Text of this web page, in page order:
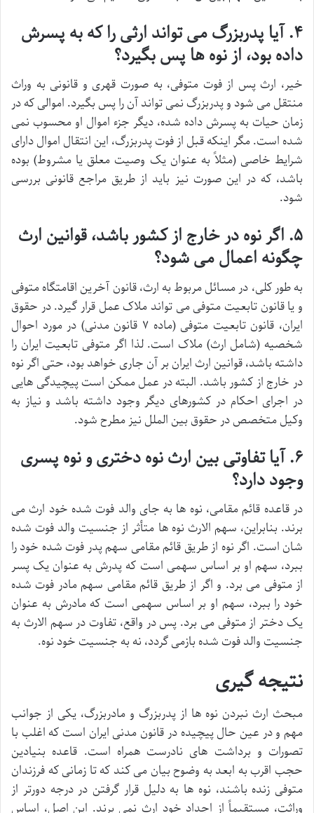
۴. آیا پدربزرگ می تواند ارثی را که به پسرش
داده بود، از نوه ها پس بگیرد؟
خیر، ارث پس از فوت متوفی، به صورت قهری و قانونی به وراث
منتقل می شود و پدربزرگ نمی تواند آن را پس بگیرد. اموالی که در
زمان حیات به پسرش داده شده، دیگر جزء اموال او محسوب نمی
شده است. مگر اینکه قبل از فوت پدربزرگ، این انتقال اموال دارای
شرایط خاصی (مثلاً به عنوان یک وصیت معلق یا مشروط) بوده
باشد، که در این صورت نیز باید از طریق مراجع قانونی بررسی
شود.
۵. اگر نوه در خارج از کشور باشد، قوانین ارث
چگونه اعمال می شود؟
به طور کلی، در مسائل مربوط به ارث، قانون آخرین اقامتگاه متوفی
و یا قانون تابعیت متوفی می تواند ملاک عمل قرار گیرد. در حقوق
ایران، قانون تابعیت متوفی (ماده ۷ قانون مدنی) در مورد احوال
شخصیه (شامل ارث) ملاک است. لذا اگر متوفی تابعیت ایران را
داشته باشد، قوانین ارث ایران بر آن جاری خواهد بود، حتی اگر نوه
در خارج از کشور باشد. البته در عمل ممکن است پیچیدگی هایی
در اجرای احکام در کشورهای دیگر وجود داشته باشد و نیاز به
وکیل متخصص در حقوق بین الملل نیز مطرح شود.
۶. آیا تفاوتی بین ارث نوه دختری و نوه پسری
وجود دارد؟
در قاعده قائم مقامی، نوه ها به جای والد فوت شده خود ارث می
برند. بنابراین، سهم الارث نوه ها متأثر از جنسیت والد فوت شده
شان است. اگر نوه از طریق قائم مقامی سهم پدر فوت شده خود را
ببرد، سهم او بر اساس سهمی است که پدرش به عنوان یک پسر
از متوفی می برد. و اگر از طریق قائم مقامی سهم مادر فوت شده
خود را ببرد، سهم او بر اساس سهمی است که مادرش به عنوان
یک دختر از متوفی می برد. پس در واقع، تفاوت در سهم الارث به
جنسیت والد فوت شده بازمی گردد، نه به جنسیت خود نوه.
نتیجه گیری
مبحث ارث نبردن نوه ها از پدربزرگ و مادربزرگ، یکی از جوانب
مهم و در عین حال پیچیده در قانون مدنی ایران است که اغلب با
تصورات و برداشت های نادرست همراه است. قاعده بنیادین
حجب اقرب به ابعد به وضوح بیان می کند که تا زمانی که فرزندان
متوفی زنده باشند، نوه ها به دلیل قرار گرفتن در درجه دورتر از
وراثت، مستقیماً از اجداد خود ارث نمی برند. این اصل، اساس